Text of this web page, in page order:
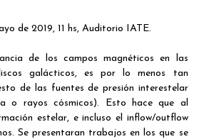
de 2019, 11 hs, Auditorio IATE.
de los campos magnéticos en las
galácticos, es por lo menos tan
de las fuentes de presión interestelar
o rayos cósmicos). Esto hace que al
estelar, e incluso el inflow/outflow
Se presentaran trabajos en los que se